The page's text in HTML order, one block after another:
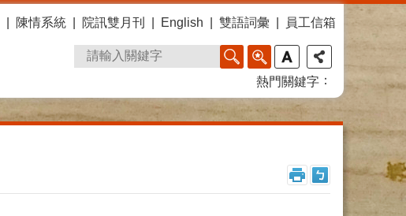
陳情系統 院訊雙月刊 English 雙語詞彙 員工信箱
熱門關鍵字